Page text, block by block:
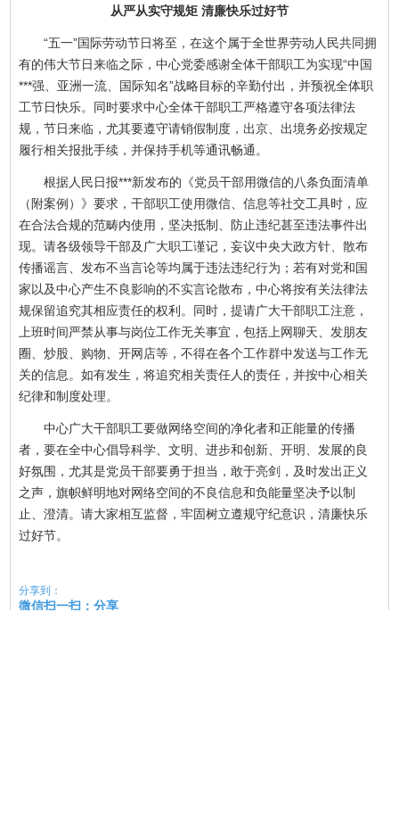
从严从实守规矩 清廉快乐过好节
“五一”国际劳动节日将至，在这个属于全世界劳动人民共同拥
有的伟大节日来临之际，中心党委感谢全体干部职工为实现“中国
***强、亚洲一流、国际知名”战略目标的辛勤付出，并预祝全体职
工节日快乐。同时要求中心全体干部职工严格遵守各项法律法
规，节日来临，尤其要遵守请销假制度，出京、出境务必按规定
履行相关报批手续，并保持手机等通讯畅通。
根据人民日报***新发布的《党员干部用微信的八条负面清单
（附案例）》要求，干部职工使用微信、信息等社交工具时，应
在合法合规的范畴内使用，坚决抵制、防止违纪甚至违法事件出
现。请各级领导干部及广大职工谨记，妄议中央大政方针、散布
传播谣言、发布不当言论等均属于违法违纪行为；若有对党和国
家以及中心产生不良影响的不实言论散布，中心将按有关法律法
规保留追究其相应责任的权利。同时，提请广大干部职工注意，
上班时间严禁从事与岗位工作无关事宜，包括上网聊天、发朋友
圈、炒股、购物、开网店等，不得在各个工作群中发送与工作无
关的信息。如有发生，将追究相关责任人的责任，并按中心相关
纪律和制度处理。
中心广大干部职工要做网络空间的净化者和正能量的传播
者，要在全中心倡导科学、文明、进步和创新、开明、发展的良
好氛围，尤其是党员干部要勇于担当，敢于亮剑，及时发出正义
之声，旗帜鲜明地对网络空间的不良信息和负能量坚决予以制
止、澄清。请大家相互监督，牢固树立遵规守纪意识，清廉快乐
过好节。
分享到：
微信扫一扫：分享